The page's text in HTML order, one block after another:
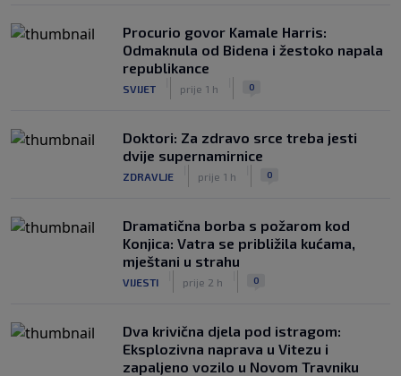
Procurio govor Kamale Harris:
Odmaknula od Bidena i žestoko napala
republikance
SVIJET prije 1 h 0
Doktori: Za zdravo srce treba jesti
dvije supernamirnice
ZDRAVLJE prije 1 h 0
Dramatična borba s požarom kod
Konjica: Vatra se približila kućama,
mještani u strahu
VIJESTI prije 2 h 0
Dva krivična djela pod istragom:
Eksplozivna naprava u Vitezu i
zapaljeno vozilo u Novom Travniku